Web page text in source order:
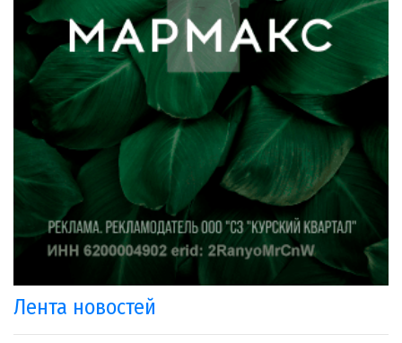
Лента новостей